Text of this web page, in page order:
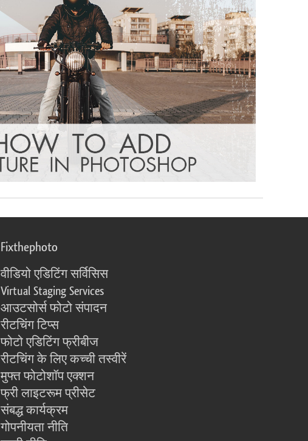
Fixthephoto
वीडियो एडिटिंग सर्विसिस
Virtual Staging Services
आउटसोर्स फोटो संपादन
रीटचिंग टिप्स
फोटो एडिटिंग फ्रीबीज
रीटचिंग के लिए कच्ची तस्वीरें
मुफ्त फोटोशॉप एक्शन
फ्री लाइटरूम प्रीसेट
संबद्ध कार्यक्रम
गोपनीयता नीति